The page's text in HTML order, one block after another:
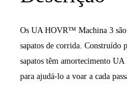
Os UA HOVR™ Machina 3 são
sapatos de corrida. Construído
sapatos têm amortecimento
para ajudá-lo a voar a cada